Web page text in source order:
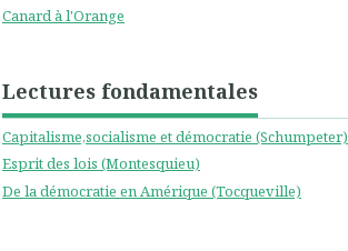
Canard à l'Orange
Lectures fondamentales
Capitalisme,socialisme et démocratie (Schumpeter)
Esprit des lois (Montesquieu)
De la démocratie en Amérique (Tocqueville)